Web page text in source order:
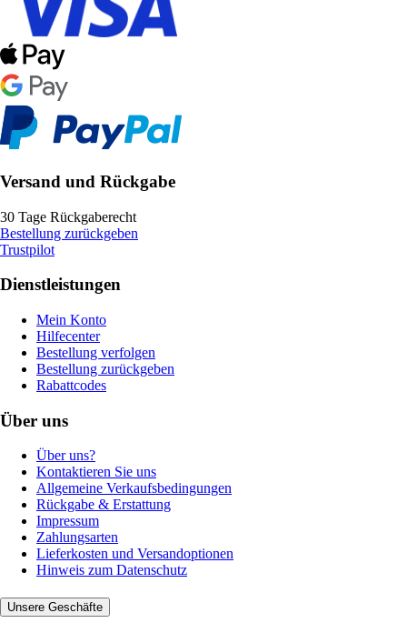
Versand und Rückgabe
30 Tage Rückgaberecht
Bestellung zurückgeben
Trustpilot
Dienstleistungen
Mein Konto
Hilfecenter
Bestellung verfolgen
Bestellung zurückgeben
Rabattcodes
Über uns
Über uns?
Kontaktieren Sie uns
Allgemeine Verkaufsbedingungen
Rückgabe & Erstattung
Impressum
Zahlungsarten
Lieferkosten und Versandoptionen
Hinweis zum Datenschutz
Unsere Geschäfte